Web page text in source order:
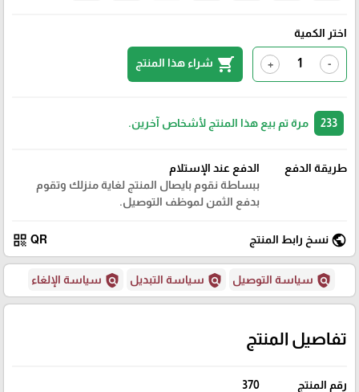
اختر الكمية
-
+
shopping_cart شراء هذا المنتج
مرة تم بيع هذا المنتج لأشخاص آخرين.
طريقة الدفع
الدفع عند الإستلام
ببساطة نقوم بايصال المنتج لغاية منزلك وتقوم
بدفع الثمن لموظف التوصيل.
public نسخ رابط المنتج QR
qr_code
policy سياسة التوصيل policy سياسة التبديل policy سياسة الإلغاء
تفاصيل المنتج
رقم المنتج 370